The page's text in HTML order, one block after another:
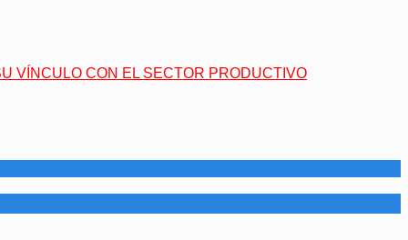
VÍNCULO CON EL SECTOR PRODUCTIVO